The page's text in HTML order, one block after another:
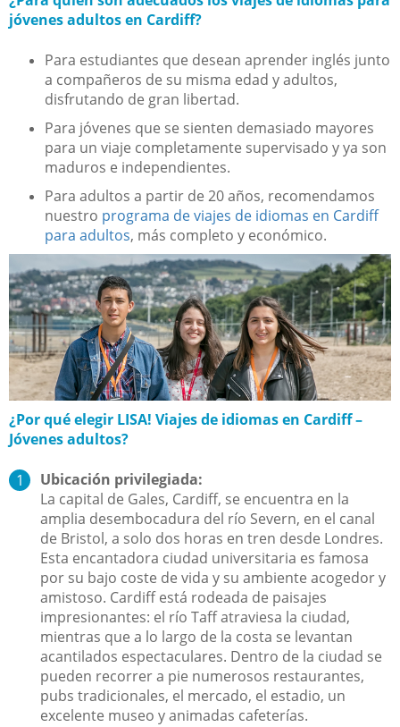
jóvenes adultos en Cardiff?
Para estudiantes que desean aprender inglés junto
a compañeros de su misma edad y adultos,
disfrutando de gran libertad.
Para jóvenes que se sienten demasiado mayores
para un viaje completamente supervisado y ya son
maduros e independientes.
Para adultos a partir de 20 años, recomendamos
nuestro programa de viajes de idiomas en Cardiff
para adultos​, más completo y económico.
¿Por qué elegir LISA! Viajes de idiomas en Cardiff –
Jóvenes adultos?
Ubicación privilegiada:
La capital de Gales, Cardiff, se encuentra en la
amplia desembocadura del río Severn, en el canal
de Bristol, a solo dos horas en tren desde Londres.
Esta encantadora ciudad universitaria es famosa
por su bajo coste de vida y su ambiente acogedor y
amistoso. Cardiff está rodeada de paisajes
impresionantes: el río Taff atraviesa la ciudad,
mientras que a lo largo de la costa se levantan
acantilados espectaculares. Dentro de la ciudad se
pueden recorrer a pie numerosos restaurantes,
pubs tradicionales, el mercado, el estadio, un
excelente museo y animadas cafeterías.